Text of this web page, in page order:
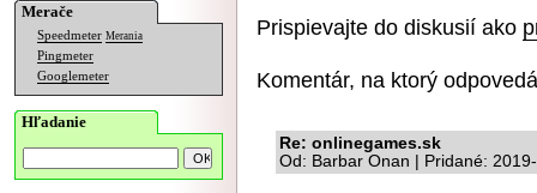
Merače
Speedmeter Merania
Pingmeter
Googlemeter
Hľadanie
Prispievajte do diskusií ako
Komentár, na ktorý
Re: onlinegames.sk
Od: Barbar Onan | Pridané: